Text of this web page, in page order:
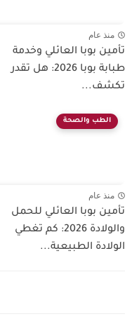
منذ عام
تأمين بوبا العائلي وخدمة
طبابة بوبا 2026: هل تقدر
تكشف...
الطب والصحة
منذ عام
تأمين بوبا العائلي للحمل
والولادة 2026: كم تغطي
الولادة الطبيعية...